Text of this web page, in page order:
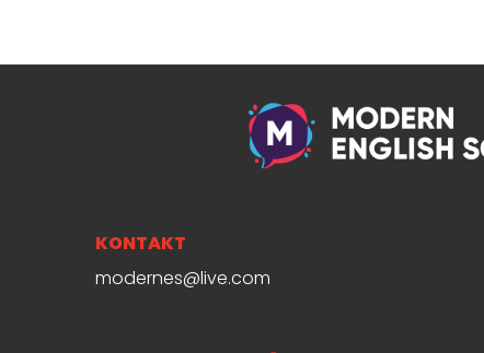
KONTAKT
modernes@live.com